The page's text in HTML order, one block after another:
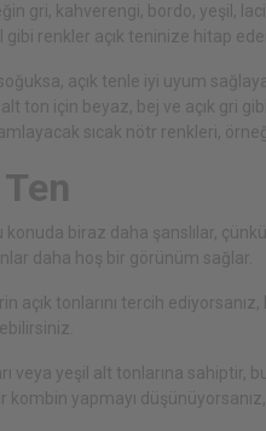
gri, kahverengi, bordo, yeşil,
gibi renkler açık teninize hitap
açık tenle iyi uyum
ton için beyaz, bej ve açık gri
sıcak nötr renkleri,
biraz daha şanslılar,
daha hoş bir görünüm sağlar.
açık tonlarını tercih
veya yeşil alt tonlarına sahiptir,
kombin yapmayı